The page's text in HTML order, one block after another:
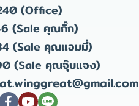
(Office)
(Sale คุณกิ๊ก)
(Sale คุณแอมมี่)
(Sale คุณจุ๊บแจง)